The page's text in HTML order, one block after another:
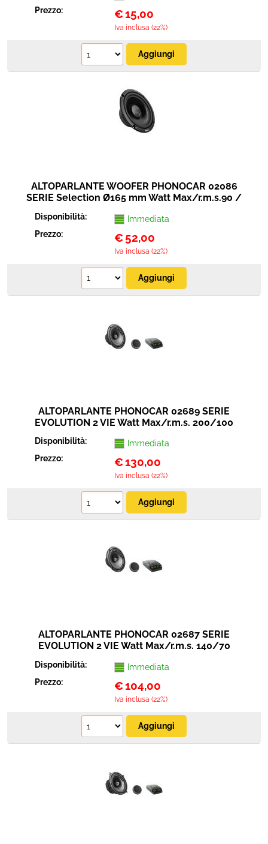
Prezzo:
€15,00
Iva inclusa (22%)
ALTOPARLANTE WOOFER PHONOCAR 02086
SERIE Selection Ø165 mm Watt Max/r.m.s.90 /
Disponibilità:
Immediata
Prezzo:
€ 52,00
Iva inclusa (22%)
ALTOPARLANTE PHONOCAR 02689 SERIE
EVOLUTION 2 VIE Watt Max/r.m.s. 200/100
Disponibilità:
Immediata
Prezzo:
€130,00
Iva inclusa (22%)
ALTOPARLANTE PHONOCAR 02687 SERIE
EVOLUTION 2 VIE Watt Max/r.m.s. 140/70
Disponibilità:
Immediata
Prezzo:
€104,00
Iva inclusa (22%)